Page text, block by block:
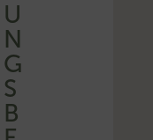
U
N
G
S
B